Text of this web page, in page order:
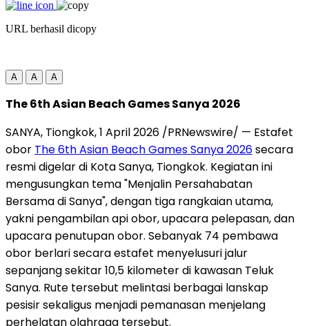
URL berhasil dicopy
A A A
The 6th Asian Beach Games Sanya 2026
SANYA, Tiongkok, 1 April 2026 /PRNewswire/ — Estafet
obor The 6th Asian Beach Games Sanya 2026secara
resmi digelar di Kota Sanya, Tiongkok. Kegiatan ini
mengusungkan tema "Menjalin Persahabatan
Bersama di Sanya", dengan tiga rangkaian utama,
yakni pengambilan api obor, upacara pelepasan, dan
upacara penutupan obor. Sebanyak 74 pembawa
obor berlari secara estafet menyelusuri jalur
sepanjang sekitar 10,5 kilometer di kawasan Teluk
Sanya. Rute tersebut melintasi berbagai lanskap
pesisir sekaligus menjadi pemanasan menjelang
perhelatan olahraga tersebut.